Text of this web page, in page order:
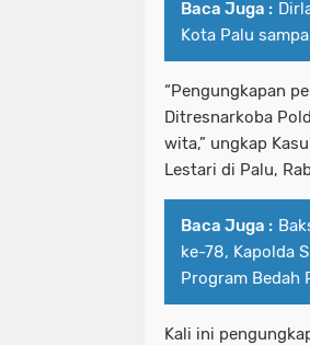
Baca Juga :
Kota Palu
“Pengungkapan
Ditresnarkoba
wita,” ungkap
Lestari di Palu,
Baca Juga :
ke-78, Kapolda
Program Bedah
Kali ini